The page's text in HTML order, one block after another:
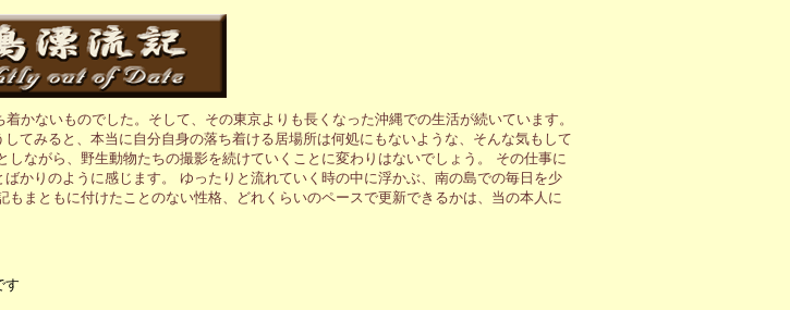
かないものでした。そして、その東京よりも長くなった沖縄での生活が続いています。
てみると、本当に自分自身の落ち着ける居場所は何処にもないような、そんな気もして
ながら、野生動物たちの撮影を続けていくことに変わりはないでしょう。 その仕事に
かりのように感じます。 ゆったりと流れていく時の中に浮かぶ、南の島での毎日を少
まともに付けたことのない性格、どれくらいのペースで更新できるかは、当の本人に
す